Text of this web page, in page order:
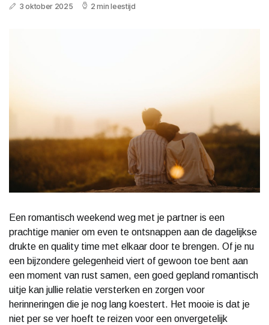
3 oktober 2025 2 min leestijd
Een romantisch weekend weg met je partner is een
prachtige manier om even te ontsnappen aan de dagelijkse
drukte en quality time met elkaar door te brengen. Of je nu
een bijzondere gelegenheid viert of gewoon toe bent aan
een moment van rust samen, een goed gepland romantisch
uitje kan jullie relatie versterken en zorgen voor
herinneringen die je nog lang koestert. Het mooie is dat je
niet per se ver hoeft te reizen voor een onvergetelijk